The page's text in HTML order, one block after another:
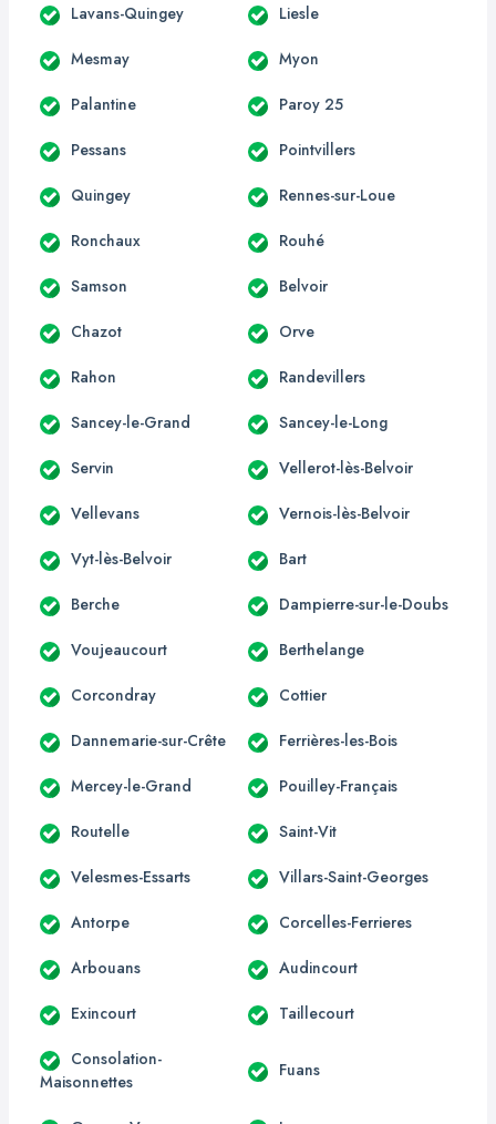
Lavans-Quingey Liesle
Mesmay Myon
Palantine Paroy 25
Pessans Pointvillers
Quingey Rennes-sur-Loue
Ronchaux Rouhé
Samson Belvoir
Chazot Orve
Rahon Randevillers
Sancey-le-Grand Sancey-le-Long
Servin Vellerot-lès-Belvoir
Vellevans Vernois-lès-Belvoir
Vyt-lès-Belvoir Bart
Berche Dampierre-sur-le-Doubs
Voujeaucourt Berthelange
Corcondray Cottier
Dannemarie-sur-Crête Ferrières-les-Bois
Mercey-le-Grand Pouilley-Français
Routelle Saint-Vit
Velesmes-Essarts Villars-Saint-Georges
Antorpe Corcelles-Ferrieres
Arbouans Audincourt
Exincourt Taillecourt
Consolation-
Maisonnettes
Fuans